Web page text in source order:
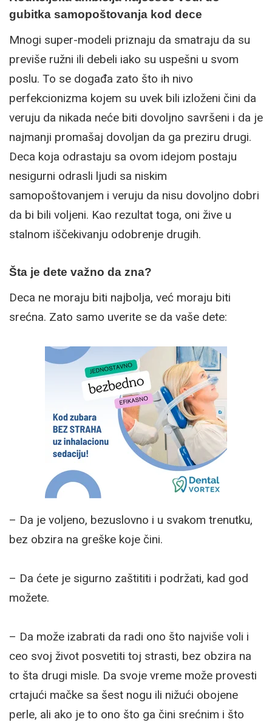
gubitka samopoštovanja kod dece
Mnogi super-modeli priznaju da smatraju da su
previše ružni ili debeli iako su uspešni u svom
poslu. To se događa zato što ih nivo
perfekcionizma kojem su uvek bili izloženi čini da
veruju da nikada neće biti dovoljno savršeni i da je
najmanji promašaj dovoljan da ga preziru drugi.
Deca koja odrastaju sa ovom idejom postaju
nesigurni odrasli ljudi sa niskim
samopoštovanjem i veruju da nisu dovoljno dobri
da bi bili voljeni. Kao rezultat toga, oni žive u
stalnom iščekivanju odobrenje drugih.
Šta je dete važno da zna?
Deca ne moraju biti najbolja, već moraju biti
srećna. Zato samo uverite se da vaše dete:
– Da je voljeno, bezuslovno i u svakom trenutku,
bez obzira na greške koje čini.
– Da ćete je sigurno zaštititi i podržati, kad god
možete.
– Da može izabrati da radi ono što najviše voli i
ceo svoj život posvetiti toj strasti, bez obzira na
to šta drugi misle. Da svoje vreme može provesti
crtajući mačke sa šest nogu ili nižući obojene
perle, ali ako je to ono što ga čini srećnim i što